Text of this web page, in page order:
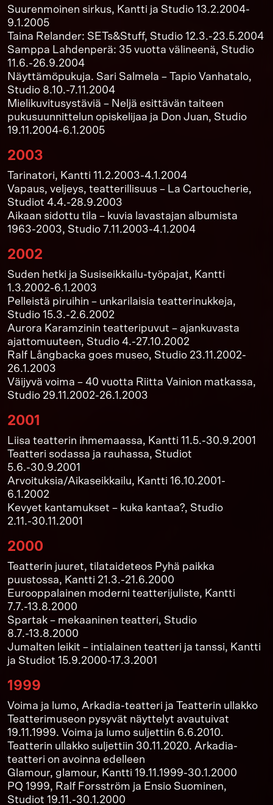
Suurenmoinen sirkus, Kantti ja Studio 13.2.2004-
9.1.2005
Taina Relander: SETs&Stuff, Studio 12.3.-23.5.2004
Samppa Lahdenperä: 35 vuotta välineenä, Studio
11.6.-26.9.2004
Näyttämöpukuja. Sari Salmela – Tapio Vanhatalo,
Studio 8.10.-7.11.2004
Mielikuvitusystäviä – Neljä esittävän taiteen
pukusuunnittelun opiskelijaa ja Don Juan, Studio
19.11.2004-6.1.2005
2003
Tarinatori, Kantti 11.2.2003-4.1.2004
Vapaus, veljeys, teatterillisuus – La Cartoucherie,
Studiot 4.4.-28.9.2003
Aikaan sidottu tila – kuvia lavastajan albumista
1963-2003, Studio 7.11.2003-4.1.2004
2002
Suden hetki ja Susiseikkailu-työpajat, Kantti
1.3.2002-6.1.2003
Pelleistä piruihin – unkarilaisia teatterinukkeja,
Studio 15.3.-2.6.2002
Aurora Karamzinin teatteripuvut – ajankuvasta
ajattomuuteen, Studio 4.-27.10.2002
Ralf Långbacka goes museo, Studio 23.11.2002-
26.1.2003
Väijyvä voima – 40 vuotta Riitta Vainion matkassa,
Studio 29.11.2002-26.1.2003
2001
Liisa teatterin ihmemaassa, Kantti 11.5.-30.9.2001
Teatteri sodassa ja rauhassa, Studiot
5.6.-30.9.2001
Arvoituksia/Aikaseikkailu, Kantti 16.10.2001-
6.1.2002
Kevyet kantamukset – kuka kantaa?, Studio
2.11.-30.11.2001
2000
Teatterin juuret, tilataideteos Pyhä paikka
puustossa, Kantti 21.3.-21.6.2000
Eurooppalainen moderni teatterijuliste, Kantti
7.7.-13.8.2000
Spartak – mekaaninen teatteri, Studio
8.7.-13.8.2000
Jumalten leikit – intialainen teatteri ja tanssi, Kantti
ja Studiot 15.9.2000-17.3.2001
1999
Voima ja lumo, Arkadia-teatteri ja Teatterin ullakko
Teatterimuseon pysyvät näyttelyt avautuivat
19.11.1999. Voima ja lumo suljettiin 6.6.2010.
Teatterin ullakko suljettiin 30.11.2020. Arkadia-
teatteri on avoinna edelleen
Glamour, glamour, Kantti 19.11.1999-30.1.2000
PQ 1999, Ralf Forsström ja Ensio Suominen,
Studiot 19.11.-30.1.2000